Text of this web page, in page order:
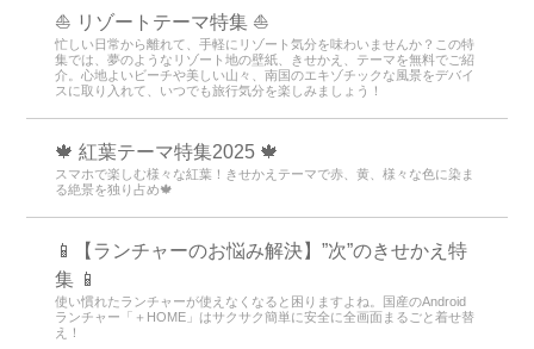
⛵ リゾートテーマ特集 ⛵
忙しい日常から離れて、手軽にリゾート気分を味わいませんか？この特
集では、夢のようなリゾート地の壁紙、きせかえ、テーマを無料でご紹
介。心地よいビーチや美しい山々、南国のエキゾチックな風景をデバイ
スに取り入れて、いつでも旅行気分を楽しみましょう！
🍁 紅葉テーマ特集2025 🍁
スマホで楽しむ様々な紅葉！きせかえテーマで赤、黄、様々な色に染ま
る絶景を独り占め🍁
📱【ランチャーのお悩み解決】”次”のきせかえ特
集 📱
使い慣れたランチャーが使えなくなると困りますよね。国産のAndroid
ランチャー「＋HOME」はサクサク簡単に安全に全画面まるごと着せ替
え！